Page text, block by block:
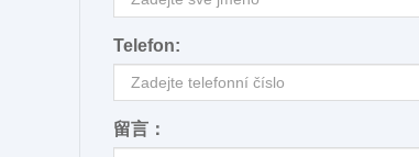
Telefon:
留言：